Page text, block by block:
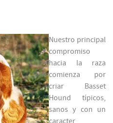
Nuestro principal
compromiso
hacia la raza
comienza por
criar Basset
Hound típicos,
sanos y con un
caracter